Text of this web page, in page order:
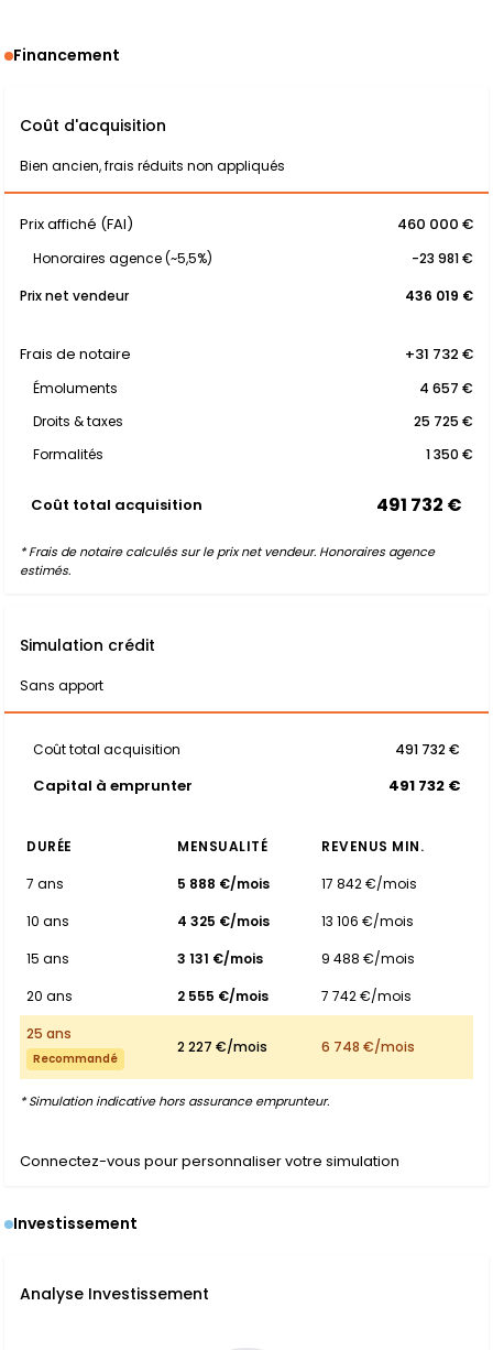
Financement
Coût d'acquisition
Bien ancien, frais réduits non appliqués
Prix affiché (FAI) 460 000 €
Honoraires agence (~5,5%)
-23 981 €
Prix net vendeur
436 019 €
Frais de notaire +31 732 €
Émoluments
4 657 €
Droits & taxes
25 725 €
Formalités
1 350 €
Coût total acquisition 491 732 €
* Frais de notaire calculés sur le prix net vendeur. Honoraires agence
estimés.
Simulation crédit
Sans apport
Coût total acquisition 491 732 €
Capital à emprunter 491 732 €
DURÉE MENSUALITÉ
REVENUS MIN.
7 ans
5 888 €/mois
17 842 €/mois
10 ans
4 325 €/mois
13 106 €/mois
15 ans
3 131 €/mois
9 488 €/mois
20 ans
2 555 €/mois
7 742 €/mois
25 ans
Recommandé
2 227 €/mois 6 748 €/mois
* Simulation indicative hors assurance emprunteur.
Connectez-vous pour personnaliser votre simulation
Investissement
Analyse Investissement